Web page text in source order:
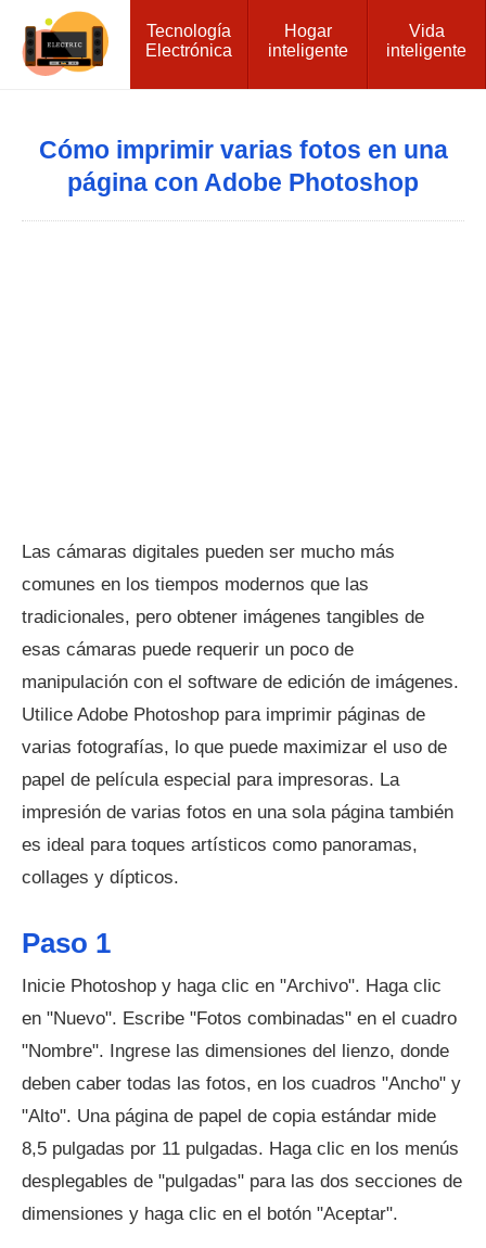
Tecnología
Electrónica
Hogar
inteligente
Vida
inteligente
Cómo imprimir varias fotos en una
página con Adobe Photoshop
Las cámaras digitales pueden ser mucho más
comunes en los tiempos modernos que las
tradicionales, pero obtener imágenes tangibles de
esas cámaras puede requerir un poco de
manipulación con el software de edición de imágenes.
Utilice Adobe Photoshop para imprimir páginas de
varias fotografías, lo que puede maximizar el uso de
papel de película especial para impresoras. La
impresión de varias fotos en una sola página también
es ideal para toques artísticos como panoramas,
collages y dípticos.
Paso 1
Inicie Photoshop y haga clic en "Archivo". Haga clic
en "Nuevo". Escribe "Fotos combinadas" en el cuadro
"Nombre". Ingrese las dimensiones del lienzo, donde
deben caber todas las fotos, en los cuadros "Ancho" y
"Alto". Una página de papel de copia estándar mide
8,5 pulgadas por 11 pulgadas. Haga clic en los menús
desplegables de "pulgadas" para las dos secciones de
dimensiones y haga clic en el botón "Aceptar".